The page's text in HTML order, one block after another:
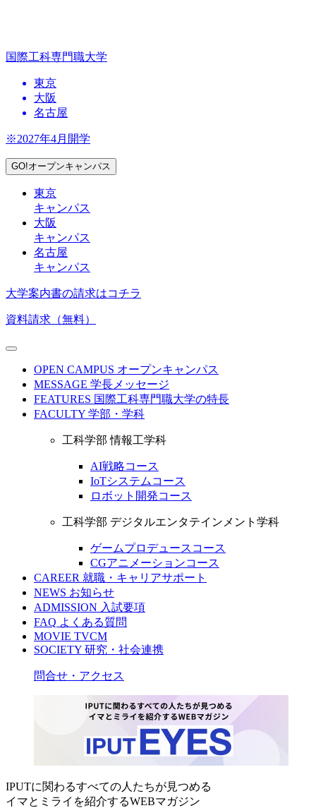
国際工科専門職大学
東京
大阪
名古屋
※2027年4月開学
GO!オープンキャンパス
東京
キャンパス
大阪
キャンパス
名古屋
キャンパス
大学案内書の請求はコチラ
資料請求（無料）
OPEN CAMPUS オープンキャンパス
MESSAGE 学長メッセージ
FEATURES 国際工科専門職大学の特長
FACULTY 学部・学科
工科学部 情報工学科
AI戦略コース
IoTシステムコース
ロボット開発コース
工科学部 デジタルエンタテインメント学科
ゲームプロデュースコース
CGアニメーションコース
CAREER 就職・キャリアサポート
NEWS お知らせ
ADMISSION 入試要項
FAQ よくある質問
MOVIE TVCM
SOCIETY 研究・社会連携
問合せ・アクセス
IPUTに関わるすべての人たちが見つめる
イマとミライを紹介するWEBマガジン